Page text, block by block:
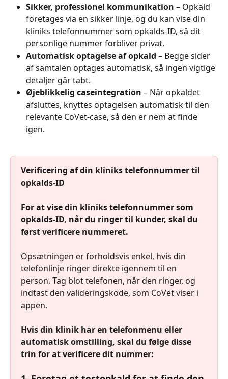
Sikker, professionel kommunikation – Opkald
foretages via en sikker linje, og du kan vise din
kliniks telefonnummer som opkalds-ID, så dit
personlige nummer forbliver privat.
Automatisk optagelse af opkald – Begge sider
af samtalen optages automatisk, så ingen vigtige
detaljer går tabt.
Øjeblikkelig caseintegration – Når opkaldet
afsluttes, knyttes optagelsen automatisk til den
relevante CoVet-case, så den er nem at finde
igen.​
Verificering af din kliniks telefonnummer til
opkalds-ID
For at vise din kliniks telefonnummer som
opkalds-ID, når du ringer til kunder, skal du
først verificere nummeret.
Opsætningen er forholdsvis enkel, hvis din
telefonlinje ringer direkte igennem til en
person. Tag blot telefonen, når den ringer, og
indtast den valideringskode, som CoVet viser i
appen.
Hvis din klinik har en telefonmenu eller
automatisk omstilling, skal du følge disse
trin for at verificere dit nummer: